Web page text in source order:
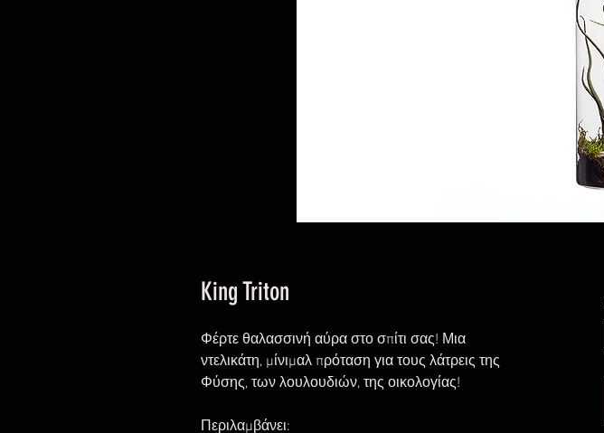
King Triton
Φέρτε θαλασσινή αύρα στο σπίτι σας! Μια
ντελικάτη, μίνιμαλ πρόταση για τους λάτρεις της
Φύσης, των λουλουδιών, της οικολογίας!
Περιλαμβάνει: